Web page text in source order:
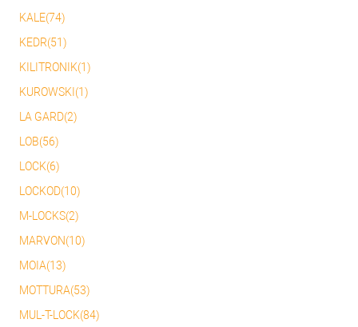
KALE(74)
KEDR(51)
KILITRONIK(1)
KUROWSKI(1)
LA GARD(2)
LOB(56)
LOCK(6)
LOCKOD(10)
M-LOCKS(2)
MARVON(10)
MOIA(13)
MOTTURA(53)
MUL-T-LOCK(84)